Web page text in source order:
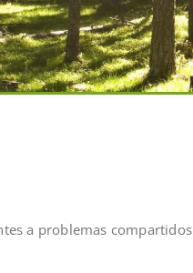
a problemas compartidos